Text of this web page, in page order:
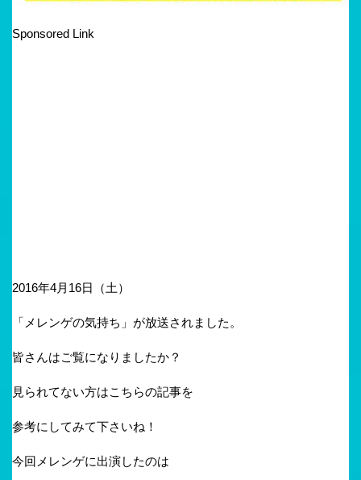
Sponsored Link
2016年4月16日（土）
「メレンゲの気持ち」が放送されました。
皆さんはご覧になりましたか？
見られてない方はこちらの記事を
参考にしてみて下さいね！
今回メレンゲに出演したのは